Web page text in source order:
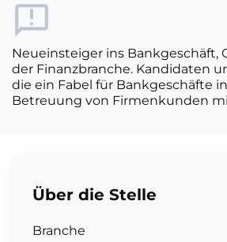
Neueinsteiger ins Bankgeschäft,
der Finanzbranche. Kandidaten
die ein Fabel für Bankgeschäfte
Betreuung von Firmenkunden
Über die Stelle
Branche